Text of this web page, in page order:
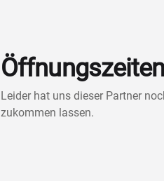
Öffnungszeiten
Leider hat uns dieser Partner
zukommen lassen.